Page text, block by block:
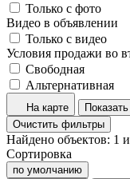
Только с фото
Видео в объявлении
Только с видео
Условия продажи во
Свободная
Альтернативная
На карте
Очистить фильтры
Найдено объектов: 1
Сортировка
по умолчанию